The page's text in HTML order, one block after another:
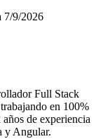
7/9/2026
Full Stack
en 100%
de experiencia
y Angular.